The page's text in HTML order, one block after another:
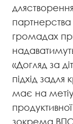
партнерства
громадах
«Догляд за
підхід задля
має на
продуктивної
зокрема